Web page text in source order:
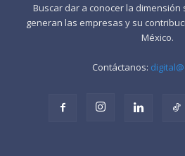
Buscar dar a conocer la dimensión
generan las empresas y su
México.
Contáctanos: